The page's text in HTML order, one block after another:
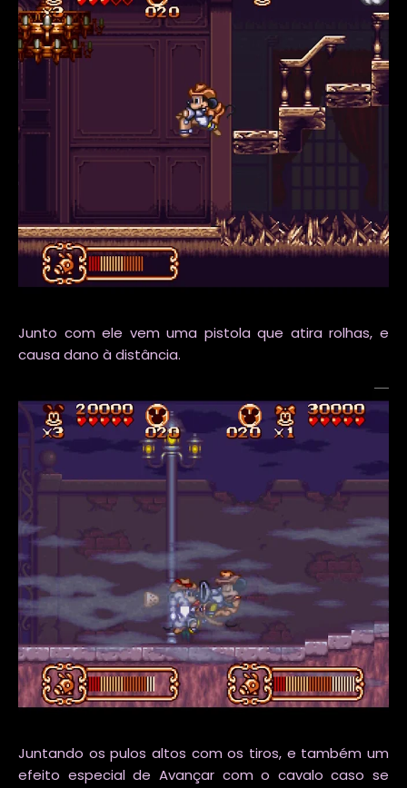
Junto com ele vem uma pistola que atira rolhas, e
causa dano à distância.
Juntando os pulos altos com os tiros, e também um
efeito especial de Avançar com o cavalo caso se